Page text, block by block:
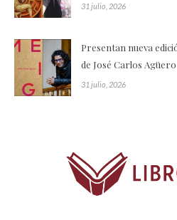
31 julio, 2026
Presentan nueva
de José Carlos Agüero
31 julio, 2026